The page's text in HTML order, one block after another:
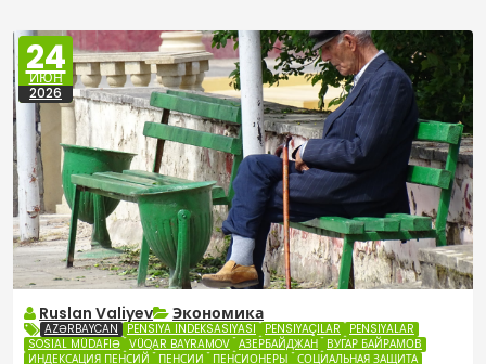
24
ИЮН
2026
Ruslan Valiyev Экономика
AZƏRBAYCAN PENSIYA INDEKSASIYASI PENSIYAÇILAR
PENSIYALAR
SOSIAL MÜDAFIƏ VÜQAR BAYRAMOV АЗЕРБАЙДЖАН ВУГАР БАЙРАМОВ
ИНДЕКСАЦИЯ ПЕНСИЙ
ПЕНСИИ ПЕНСИОНЕРЫ СОЦИАЛЬНАЯ ЗАЩИТА